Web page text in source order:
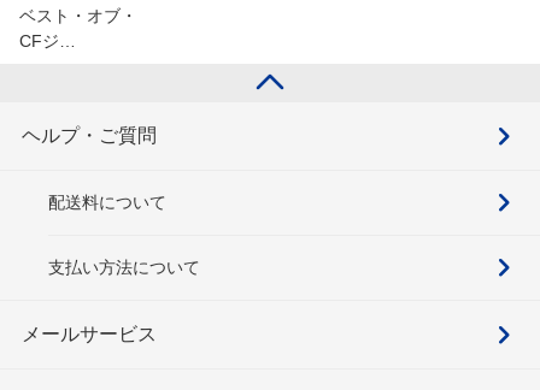
ベスト・オブ・
CFジ…
ヘルプ・ご質問
配送料について
支払い方法について
メールサービス